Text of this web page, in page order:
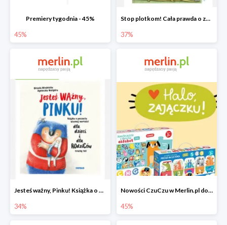
Premiery tygodnia - 45%
45%
Stop plotkom! Cała prawda o zwierzętach
37%
Jesteś ważny, Pinku! Książka o poczuciu własnej wartości
34%
Nowości CzuCzu w Merlin.pl do -45%
45%